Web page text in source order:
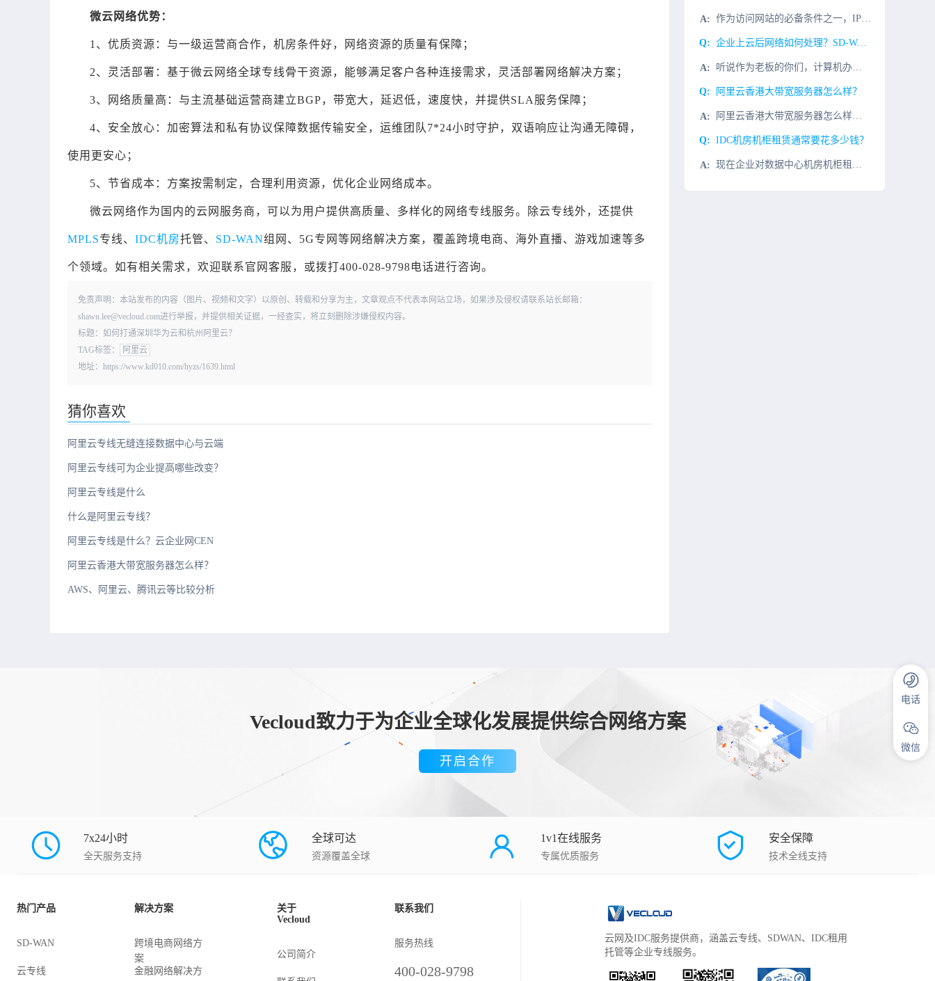
微云网络优势：
1、优质资源：与一级运营商合作，机房条件好，网络资源的质量有保障；
2、灵活部署：基于微云网络全球专线骨干资源，能够满足客户各种连接需求，灵活部署网络解决方案；
3、网络质量高：与主流基础运营商建立BGP，带宽大，延迟低，速度快，并提供SLA服务保障；
4、安全放心：加密算法和私有协议保障数据传输安全，运维团队7*24小时守护，双语响应让沟通无障碍，
使用更安心；
5、节省成本：方案按需制定，合理利用资源，优化企业网络成本。
微云网络作为国内的云网服务商，可以为用户提供高质量、多样化的网络专线服务。除云专线外，还提供
MPLS专线、 IDC机房托管、 SD-WAN组网、5G专网等网络解决方案，覆盖跨境电商、海外直播、游戏加速等多
个领域。如有相关需求，欢迎联系官网客服，或拨打400-028-9798电话进行咨询。
免责声明：本站发布的内容（图片、视频和文字）以原创、转载和分享为主，文章观点不代表本网站立场，如果涉及侵权请联系站长邮箱：
shawn.lee@vecloud.com进行举报，并提供相关证据，一经查实，将立刻删除涉嫌侵权内容。
标题：如何打通深圳华为云和杭州阿里云？
TAG标签：
阿里云
地址：https://www.kd010.com/hyzs/1639.html
猜你喜欢
阿里云专线无缝连接数据中心与云端
阿里云专线可为企业提高哪些改变？
阿里云专线是什么
什么是阿里云专线？
阿里云专线是什么？云企业网CEN
阿里云香港大带宽服务器怎么样？
AWS、阿里云、腾讯云等比较分析
作为访问网站的必备条件之一，IP地址一直发挥着其最大的功能。IP代理因允许一个网络终端（一般为客户端）通过这个服务与另一个网络终端（一般为服务器）进行非直接的连接，即可以替代真实的IP地址这一特殊的功
企业上云后网络如何处理？SD-WAN方案
听说作为老板的你们，计算机办公这块整的还是老一套？自己搭建机房，购买服务器，防火墙，专门的维护人员维护网络，对于上云后的“我”，对这些通通Say No！那么，来聊聊“企业上云”打个比方过去你的企业要用
阿里云香港大带宽服务器怎么样？
阿里云香港大带宽服务器怎么样？微云网络的香港大带宽服务器具有20-100M弹性阿里云8线BGP大带宽，100%国际+100%回国，搭配微云网络香港T3+数据中心，自有IP高性能物理服务器，与阿里云（香
IDC机房机柜租赁通常要花多少钱？
现在企业对数据中心机房机柜租赁的需求日益增长。今天就给大家科普一下机柜租赁的费用，帮助一些想要租赁机柜的粉丝们。了解这些因素也可以帮助企业做出明智的决策。首先影响机柜租赁价格的主要因素：地理位置： 机
Vecloud致力于为企业全球化发展提供综合网络方案
开启合作
7x24小时
全天服务支持
全球可达
资源覆盖全球
1v1在线服务
专属优质服务
安全保障
技术全线支持
热门产品
SD-WAN
云专线
解决方案
跨境电商网络方
案
金融网络解决方
关于
Vecloud
公司简介
联系我们
服务热线
400-028-9798
云网及IDC服务提供商，涵盖云专线、SDWAN、IDC租用
托管等企业专线服务。
电话
微信